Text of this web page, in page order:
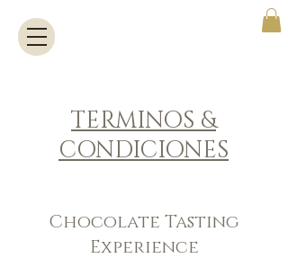
TERMINOS &
CONDICIONES
Chocolate Tasting
Experience